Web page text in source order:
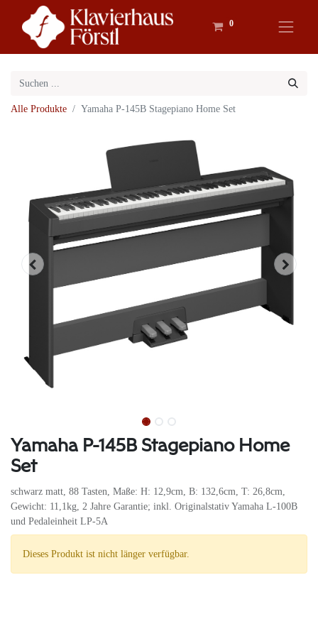
0
Alle Produkte Yamaha P-145B Stagepiano Home Set
Yamaha P-145B Stagepiano Home
Set
schwarz matt, 88 Tasten, Maße: H: 12,9cm, B: 132,6cm, T: 26,8cm,
Gewicht: 11,1kg, 2 Jahre Garantie; inkl. Originalstativ Yamaha L-100B
und Pedaleinheit LP-5A
Dieses Produkt ist nicht länger verfügbar.